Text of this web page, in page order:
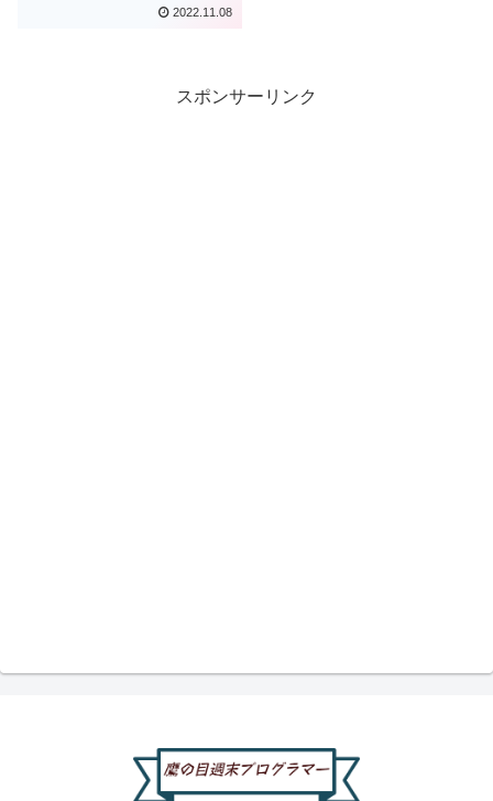
2022.11.08
スポンサーリンク